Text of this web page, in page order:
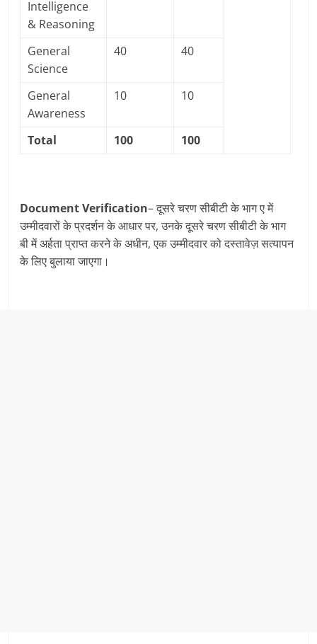
Intelligence
& Reasoning
General
Science
40 40
General
Awareness
10 10
Total 100 100
Document Verification– दूसरे चरण सीबीटी के भाग ए में
उम्मीदवारों के प्रदर्शन के आधार पर, उनके दूसरे चरण सीबीटी के भाग
बी में अर्हता प्राप्त करने के अधीन, एक उम्मीदवार को दस्तावेज़ सत्यापन
के लिए बुलाया जाएगा।